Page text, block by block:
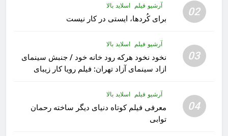
02 آرشیو فیلم اسلاید بالا
برای کُردها، ایستی در کار نیست
03
آرشیو فیلم اسلاید بالا
نخود نخود هرکه رود خانه خود / جنبش سینمای
ازاد سینمای آزاد تهران: فیلم رویا کار زیبای
04
آرشیو فیلم اسلاید بالا
معرفی فیلم کوتاه دنیای دیگر ساخته رحمان
توابی